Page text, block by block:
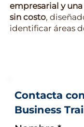
empresarial y una
sin costo,
identificar áreas
Contacta
Business